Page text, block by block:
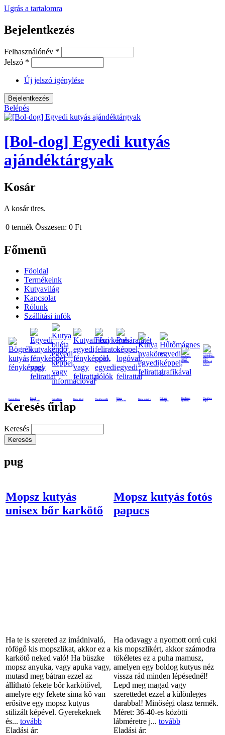
Ugrás a tartalomra
Bejelentkezés
Felhasználónév *
Jelszó *
Új jelszó igénylése
Belépés
[Bol-dog] Egyedi kutyás
ajándéktárgyak
Kosár
A kosár üres.
0 termék Összesen: 0 Ft
Főmenü
Föoldal
Termékeink
Kutyavilág
Kapcsolat
Rólunk
Szállítási infók
Kutyás bögre
Egyedi
kutyakendő
Kutya biléta Kutya frizbi Fényképes póló
Képes
poháralátét
Kutya nyakörv
Feliratos
hűtmágnes
Fényképes
nyaklánc
Fényképes
bögre
Keresés űrlap
Keresés
pug
Mopsz kutyás
unisex bőr karkötő
Ha te is szereted az imádnivaló,
röfögő kis mopszlikat, akkor ez a
karkötő neked való! Ha büszke
mopsz anyuka, vagy apuka vagy,
mutasd meg bátran ezzel az
állítható fekete bőr karkötővel,
amelyre egy fekete sima kő van
erősítve egy mopsz kutyus
stilizált képével. Gyerekeknek
és... tovább
Eladási ár:
Mopsz kutyás fotós
papucs
Ha odavagy a nyomott orrú cuki
kis mopszlikért, akkor számodra
tökéletes ez a puha mamusz,
amelyen egy boldog kutyus néz
vissza rád minden lépésednél!
Lepd meg magad vagy
szerettedet ezzel a különleges
darabbal! Minőségi olasz termék.
Méret: 36-40-es közötti
lábméretre j... tovább
Eladási ár: